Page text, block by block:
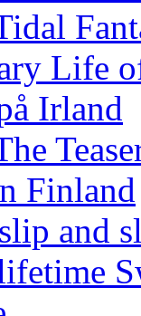
Life
Irland
Finland
and